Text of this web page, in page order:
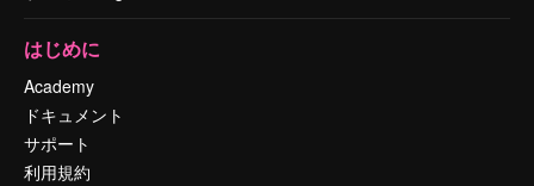
はじめに
Academy
ドキュメント
サポート
利用規約